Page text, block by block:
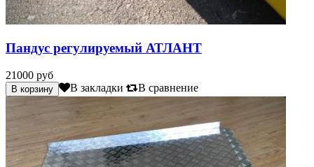
Пандус регулируемый АТЛАНТ
21000 руб
В закладки В сравнение